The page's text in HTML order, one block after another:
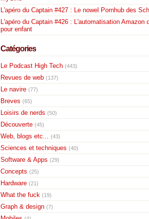
L'apéro du Captain #427 : Le nowel Pornhub des
L'apéro du Captain #426 : L'automatisation Amazon
pour enfant
Catégories
Le Podcast High Tech (443)
Revues de web (137)
Le navire (77)
Breves (65)
Loisirs de nerds (50)
Découverte (45)
Web, blogs etc... (43)
Sciences et techniques (40)
Software & Apps (29)
Concepts (25)
Hardware (21)
What the fuck (19)
Graph & design (7)